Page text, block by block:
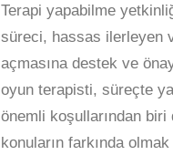
Terapi yapabilme
süreci, hassas ilerleyen
açmasına destek ve
oyun terapisti, süreçte
önemli koşullarından
konuların farkında